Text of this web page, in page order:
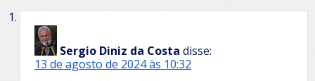
Sergio Diniz da Costa disse:
13 de agosto de 2024 às 10:32